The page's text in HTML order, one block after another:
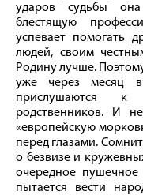
ударов судьбы
блестящую
успевает помогать
людей, своим
Родину лучше.
уже через месяц
прислушаются к
родственников. И
«европейскую
перед глазами.
о безвизе и
очередное
пытается вести